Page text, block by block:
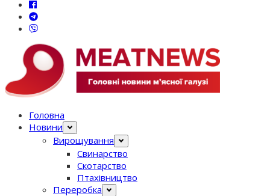
Головна
Новини
Вирощування
Свинарство
Скотарство
Птахівництво
Переробка